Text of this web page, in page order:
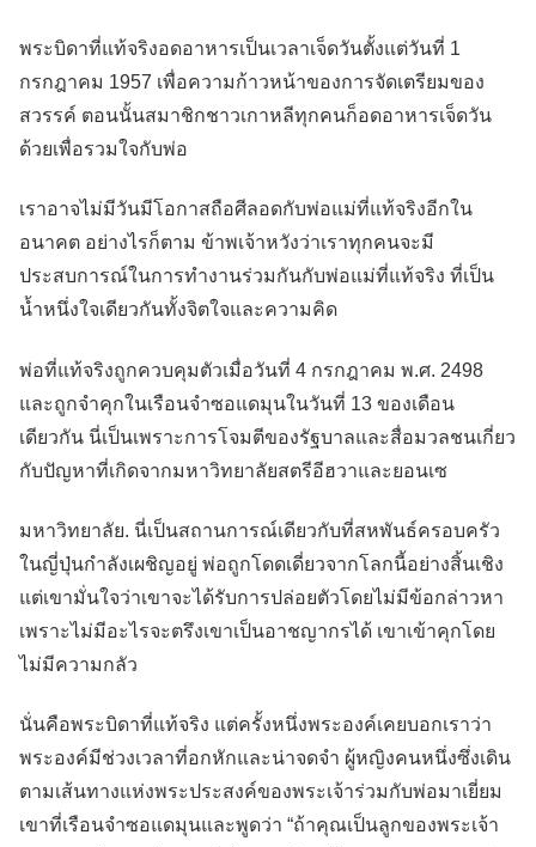
พระบิดาที่แท้จริงอดอาหารเป็นเวลาเจ็ดวันตั้งแต่วันที่ 1
กรกฎาคม 1957 เพื่อความก้าวหน้าของการจัดเตรียมของ
สวรรค์ ตอนนั้นสมาชิกชาวเกาหลีทุกคนก็อดอาหารเจ็ดวัน
ด้วยเพื่อรวมใจกับพ่อ
เราอาจไม่มีวันมีโอกาสถือศีลอดกับพ่อแม่ที่แท้จริงอีกใน
อนาคต อย่างไรก็ตาม ข้าพเจ้าหวังว่าเราทุกคนจะมี
ประสบการณ์ในการทำงานร่วมกันกับพ่อแม่ที่แท้จริง ที่เป็น
น้ำหนึ่งใจเดียวกันทั้งจิตใจและความคิด
พ่อที่แท้จริงถูกควบคุมตัวเมื่อวันที่ 4 กรกฎาคม พ.ศ. 2498
และถูกจำคุกในเรือนจำซอแดมุนในวันที่ 13 ของเดือน
เดียวกัน นี่เป็นเพราะการโจมตีของรัฐบาลและสื่อมวลชนเกี่ยว
กับปัญหาที่เกิดจากมหาวิทยาลัยสตรีอีฮวาและยอนเซ
มหาวิทยาลัย. นี่เป็นสถานการณ์เดียวกับที่สหพันธ์ครอบครัว
ในญี่ปุ่นกำลังเผชิญอยู่ พ่อถูกโดดเดี่ยวจากโลกนี้อย่างสิ้นเชิง
แต่เขามั่นใจว่าเขาจะได้รับการปล่อยตัวโดยไม่มีข้อกล่าวหา
เพราะไม่มีอะไรจะตรึงเขาเป็นอาชญากรได้ เขาเข้าคุกโดย
ไม่มีความกลัว
นั่นคือพระบิดาที่แท้จริง แต่ครั้งหนึ่งพระองค์เคยบอกเราว่า
พระองค์มีช่วงเวลาที่อกหักและน่าจดจำ ผู้หญิงคนหนึ่งซึ่งเดิน
ตามเส้นทางแห่งพระประสงค์ของพระเจ้าร่วมกับพ่อมาเยี่ยม
เขาที่เรือนจำซอแดมุนและพูดว่า “ถ้าคุณเป็นลูกของพระเจ้า